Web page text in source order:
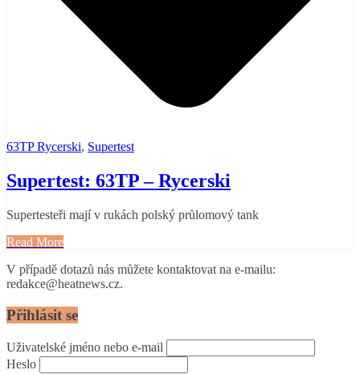
63TP Rycerski, Supertest
Supertest: 63TP – Rycerski
Supertesteři mají v rukách polský průlomový tank
Read More
V případě dotazů nás můžete kontaktovat na e-mailu:
redakce@heatnews.cz.
Přihlásit se
Uživatelské jméno nebo e-mail
Heslo